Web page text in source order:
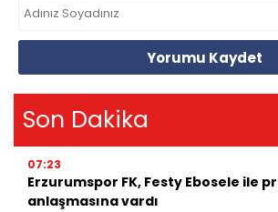
Yorumu Kaydet
Son Dakika
07:23
Erzurumspor FK, Festy Ebosele ile
anlaşmasına vardı